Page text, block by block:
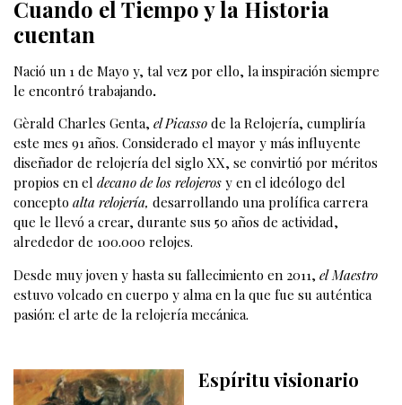
Cuando el Tiempo y la Historia
cuentan
Nació un 1 de Mayo y, tal vez por ello, la inspiración siempre
le encontró trabajando.
Gèrald Charles Genta, el Picasso de la Relojería, cumpliría
este mes 91 años. Considerado el mayor y más influyente
diseñador de relojería del siglo XX, se convirtió por méritos
propios en el decano de los relojeros y en el ideólogo del
concepto alta relojería, desarrollando una prolífica carrera
que le llevó a crear, durante sus 50 años de actividad,
alrededor de 100.000 relojes.
Desde muy joven y hasta su fallecimiento en 2011, el Maestro
estuvo volcado en cuerpo y alma en la que fue su auténtica
pasión: el arte de la relojería mecánica.
Espíritu visionario